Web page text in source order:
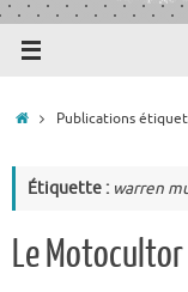
AccueilPublications
Étiquette : warren
Le